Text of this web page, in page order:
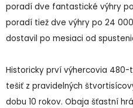
poradí dve fantastické výhry
poradí tiež dve výhry po 24
dostavil po mesiaci od spustenia
Historicky prví výhercovia
tešiť z pravidelných
dobu 10 rokov. Obaja šťastní